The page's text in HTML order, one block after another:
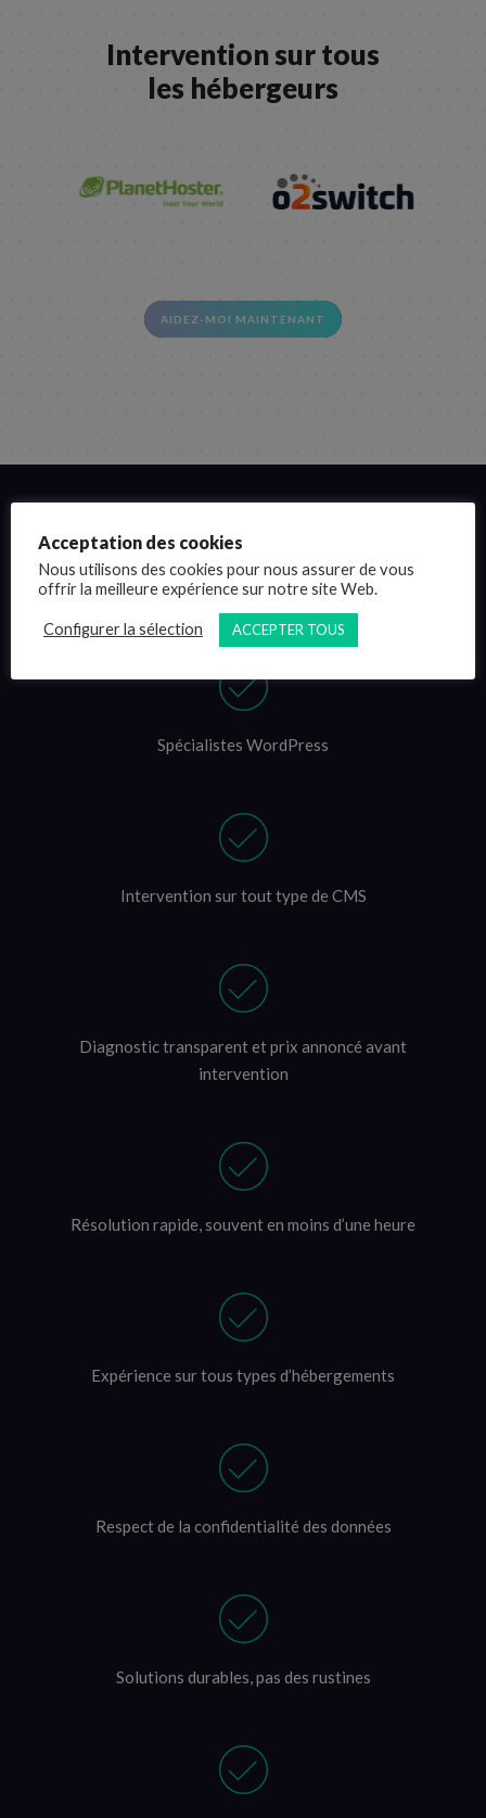
Intervention sur tous
les hébergeurs
AIDEZ-MOI MAINTENANT
Pourquoi choisir
Direxion ?
Spécialistes WordPress
Intervention sur tout type de CMS
Diagnostic transparent et prix annoncé avant
intervention
Résolution rapide, souvent en moins d’une heure
Expérience sur tous types d’hébergements
Respect de la confidentialité des données
Solutions durables, pas des rustines
Acceptation des cookies
Nous utilisons des cookies pour nous assurer de vous
offrir la meilleure expérience sur notre site Web.
Configurer la sélection ACCEPTER TOUS